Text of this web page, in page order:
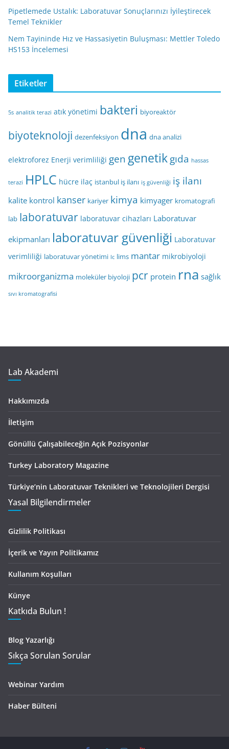
Pipetlemede Ustalık: Laboratuvar Sonuçlarınızı İyileştirecek
Temel Teknikler
Nem Tayininde Hız ve Hassasiyetin Buluşması: Mettler Toledo
HS153 İncelemesi
Etiketler
5s analitik terazi atık yönetimi bakteri biyoreaktör
biyoteknoloji dezenfeksiyon dna dna analizi
elektroforez Enerji verimliliği gen genetikgıda hassas
terazi HPLC hücre ilaç istanbul iş ilanı iş güvenliği iş ilanı
kalite kontrol kanser kariyer kimya kimyager kromatografi
lab laboratuvar laboratuvar cihazları Laboratuvar
ekipmanları laboratuvar güvenliği Laboratuvar
verimliliği laboratuvar yönetimi lc lims mantar mikrobiyoloji
mikroorganizma moleküler biyoloji pcr protein rna sağlık
sıvı kromatografisi
Lab Akademi
Hakkımızda
İletişim
Gönüllü Çalışabileceğin Açık Pozisyonlar
Turkey Laboratory Magazine
Türkiye’nin Laboratuvar Teknikleri ve Teknolojileri Dergisi
Yasal Bilgilendirmeler
Gizlilik Politikası
İçerik ve Yayın Politikamız
Kullanım Koşulları
Künye
Katkıda Bulun !
Blog Yazarlığı
Sıkça Sorulan Sorular
Webinar Yardım
Haber Bülteni